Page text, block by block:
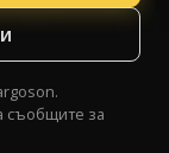
съобщите за